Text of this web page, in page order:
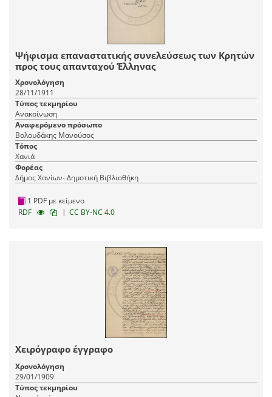
Ψήφισμα επαναστατικής συνελεύσεως των Κρητών
προς τους απανταχού Έλληνας
Χρονολόγηση
28/11/1911
Τύπος τεκμηρίου
Ανακοίνωση
Αναφερόμενο πρόσωπο
Βολουδάκης Μανούσος
Τόπος
Χανιά
Φορέας
Δήμος Χανίων- Δημοτική Βιβλιοθήκη
1 PDF με κείμενο
RDF
| CC BY-NC 4.0
Χειρόγραφο έγγραφο
Χρονολόγηση
29/01/1909
Τύπος τεκμηρίου